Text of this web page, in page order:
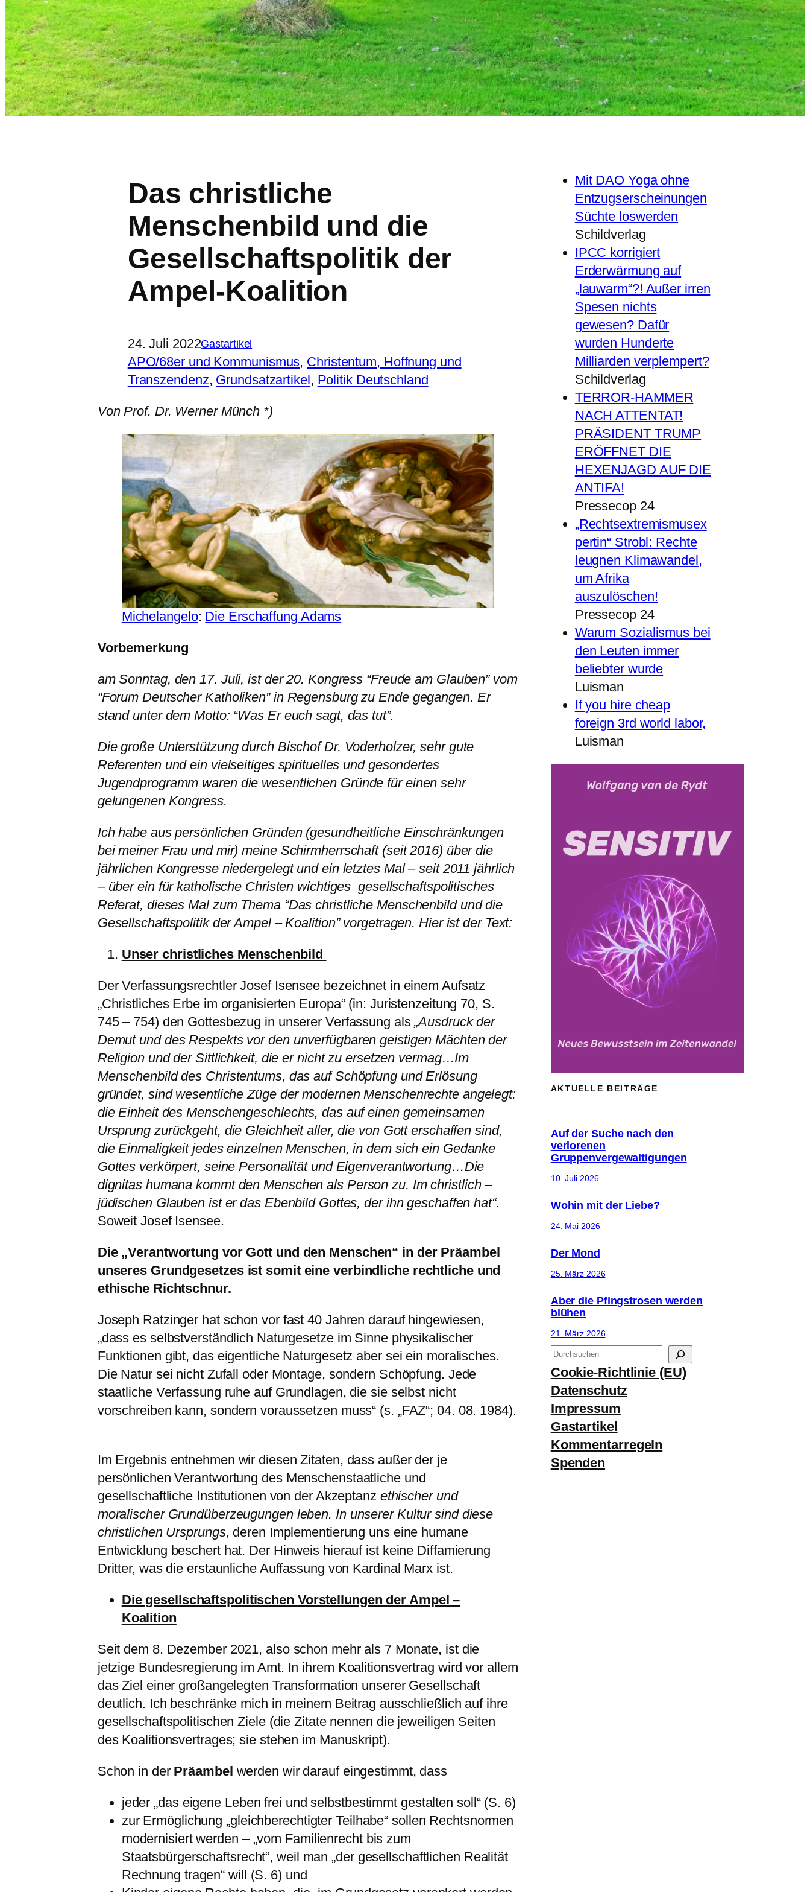
Das christliche
Menschenbild und die
Gesellschaftspolitik der
Ampel-Koalition
24. Juli 2022Gastartikel
APO/68er und Kommunismus, Christentum, Hoffnung und
Transzendenz, Grundsatzartikel, Politik Deutschland
Von Prof. Dr. Werner Münch *)
Michelangelo: Die Erschaffung Adams
Vorbemerkung
am Sonntag, den 17. Juli, ist der 20. Kongress “Freude am Glauben” vom
“Forum Deutscher Katholiken” in Regensburg zu Ende gegangen. Er
stand unter dem Motto: “Was Er euch sagt, das tut”.
Die große Unterstützung durch Bischof Dr. Voderholzer, sehr gute
Referenten und ein vielseitiges spirituelles und gesondertes
Jugendprogramm waren die wesentlichen Gründe für einen sehr
gelungenen Kongress.
Ich habe aus persönlichen Gründen (gesundheitliche Einschränkungen
bei meiner Frau und mir) meine Schirmherrschaft (seit 2016) über die
jährlichen Kongresse niedergelegt und ein letztes Mal – seit 2011 jährlich
– über ein für katholische Christen wichtiges gesellschaftspolitisches
Referat, dieses Mal zum Thema “Das christliche Menschenbild und die
Gesellschaftspolitik der Ampel – Koalition” vorgetragen. Hier ist der Text:
Unser christliches Menschenbild
Der Verfassungsrechtler Josef Isensee bezeichnet in einem Aufsatz
„Christliches Erbe im organisierten Europa“ (in: Juristenzeitung 70, S.
745 – 754) den Gottesbezug in unserer Verfassung als„Ausdruck der
Demut und des Respekts vor den unverfügbaren geistigen Mächten der
Religion und der Sittlichkeit, die er nicht zu ersetzen vermag…Im
Menschenbild des Christentums, das auf Schöpfung und Erlösung
gründet, sind wesentliche Züge der modernen Menschenrechte angelegt:
die Einheit des Menschengeschlechts, das auf einen gemeinsamen
Ursprung zurückgeht, die Gleichheit aller, die von Gott erschaffen sind,
die Einmaligkeit jedes einzelnen Menschen, in dem sich ein Gedanke
Gottes verkörpert, seine Personalität und Eigenverantwortung…Die
dignitas humana kommt den Menschen als Person zu. Im christlich –
jüdischen Glauben ist er das Ebenbild Gottes, der ihn geschaffen hat“.
Soweit Josef Isensee.
Die „Verantwortung vor Gott und den Menschen“ in der Präambel
unseres Grundgesetzes ist somit eine verbindliche rechtliche und
ethische Richtschnur.
Joseph Ratzinger hat schon vor fast 40 Jahren darauf hingewiesen,
„dass es selbstverständlich Naturgesetze im Sinne physikalischer
Funktionen gibt, das eigentliche Naturgesetz aber sei ein moralisches.
Die Natur sei nicht Zufall oder Montage, sondern Schöpfung. Jede
staatliche Verfassung ruhe auf Grundlagen, die sie selbst nicht
vorschreiben kann, sondern voraussetzen muss“ (s. „FAZ“; 04. 08. 1984).
Im Ergebnis entnehmen wir diesen Zitaten, dass außer der je
persönlichen Verantwortung des Menschenstaatliche und
gesellschaftliche Institutionen von der Akzeptanz ethischer und
moralischer Grundüberzeugungen leben. In unserer Kultur sind diese
christlichen Ursprungs, deren Implementierung uns eine humane
Entwicklung beschert hat. Der Hinweis hierauf ist keine Diffamierung
Dritter, was die erstaunliche Auffassung von Kardinal Marx ist.
Die gesellschaftspolitischen Vorstellungen der Ampel –
Koalition
Seit dem 8. Dezember 2021, also schon mehr als 7 Monate, ist die
jetzige Bundesregierung im Amt. In ihrem Koalitionsvertrag wird vor allem
das Ziel einer großangelegten Transformation unserer Gesellschaft
deutlich. Ich beschränke mich in meinem Beitrag ausschließlich auf ihre
gesellschaftspolitischen Ziele (die Zitate nennen die jeweiligen Seiten
des Koalitionsvertrages; sie stehen im Manuskript).
Schon in der Präambel werden wir darauf eingestimmt, dass
jeder „das eigene Leben frei und selbstbestimmt gestalten soll“ (S. 6)
zur Ermöglichung „gleichberechtigter Teilhabe“ sollen Rechtsnormen
modernisiert werden – „vom Familienrecht bis zum
Staatsbürgerschaftsrecht“, weil man „der gesellschaftlichen Realität
Rechnung tragen“ will (S. 6) und
Mit DAO Yoga ohne
Entzugserscheinungen
Süchte loswerden
Schildverlag
IPCC korrigiert
Erderwärmung auf
„lauwarm“?! Außer irren
Spesen nichts
gewesen? Dafür
wurden Hunderte
Milliarden verplempert?
Schildverlag
TERROR-HAMMER
NACH ATTENTAT!
PRÄSIDENT TRUMP
ERÖFFNET DIE
HEXENJAGD AUF DIE
ANTIFA!
Pressecop 24
„Rechtsextremismusex
pertin“ Strobl: Rechte
leugnen Klimawandel,
um Afrika
auszulöschen!
Pressecop 24
Warum Sozialismus bei
den Leuten immer
beliebter wurde
Luisman
If you hire cheap
foreign 3rd world labor,
Luisman
AKTUELLE BEITRÄGE
Auf der Suche nach den
verlorenen
Gruppenvergewaltigungen
10. Juli 2026
Wohin mit der Liebe?
24. Mai 2026
Der Mond
25. März 2026
Aber die Pfingstrosen werden
blühen
21. März 2026
S
u
c
h
e
n
Cookie-Richtlinie (EU)
Datenschutz
Impressum
Gastartikel
Kommentarregeln
Spenden